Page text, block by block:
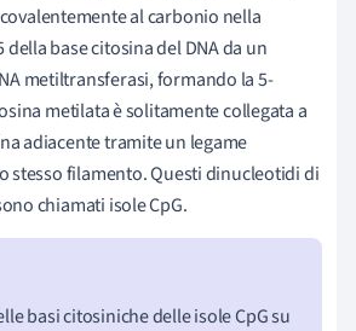
al carbonio nella
base citosina del DNA da un
metiltransferasi, formando la 5-
metilata è solitamente collegata a
adiacente tramite un legame
stesso filamento. Questi dinucleotidi di
chiamati isole CpG.
basi citosiniche delle isole CpG su